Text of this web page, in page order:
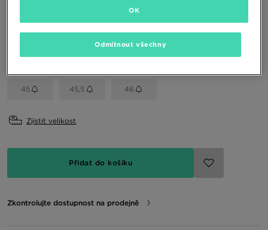
45 45,5 46
Zjistit velikost
Přidat do košíku
Zkontrolujte dostupnost na prodejně
Odmítnout všechny
OK